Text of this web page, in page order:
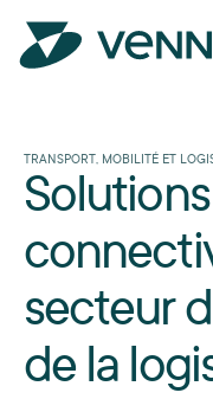
TRANSPORT, MOBILITÉ ET
secteur
de la